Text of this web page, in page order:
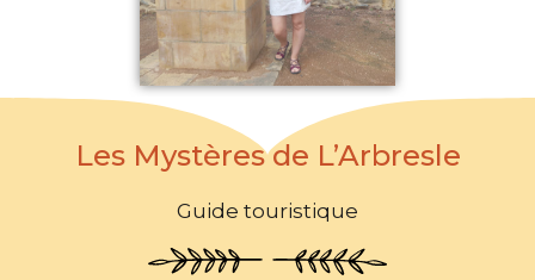
Les Mystères de L’Arbresle
Guide touristique